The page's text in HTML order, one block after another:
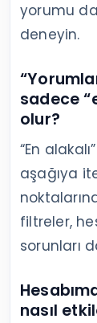
yorumu
deneyin.
sadece
olur?
“En
aşağıya
filtreler,
sorunları
nasıl